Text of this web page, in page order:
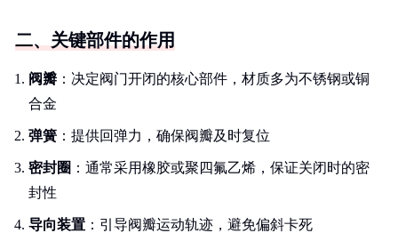
二、关键部件的作用
阀瓣 ：决定阀门开闭的核心部件，材质多为不锈钢或铜
合金
弹簧 ：提供回弹力，确保阀瓣及时复位
密封圈 ：通常采用橡胶或聚四氟乙烯，保证关闭时的密
封性
导向装置 ：引导阀瓣运动轨迹，避免偏斜卡死